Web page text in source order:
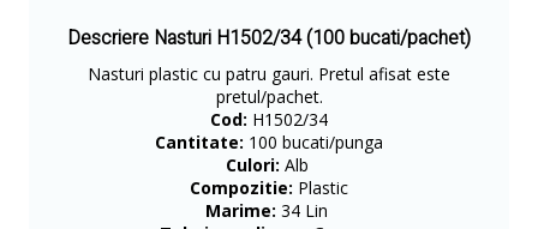
Descriere Nasturi H1502/34 (100 bucati/pachet)
Nasturi plastic cu patru gauri. Pretul afisat este
pretul/pachet.
Cod: H1502/34
Cantitate: 100 bucati/punga
Culori: Alb
Compozitie: Plastic
Marime: 34 Lin